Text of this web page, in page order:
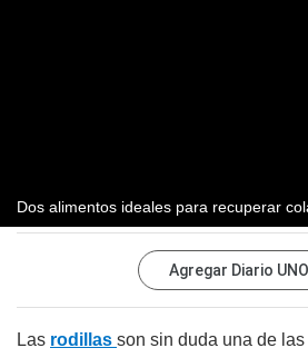
Dos alimentos ideales para recuperar
Agregar Diario
Las rodillas son sin duda una de